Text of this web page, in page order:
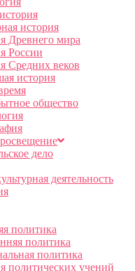
история
Древнего мира
России
Средних веков
история
общество
дело
деятельность
политика
политика
политика
политических учений